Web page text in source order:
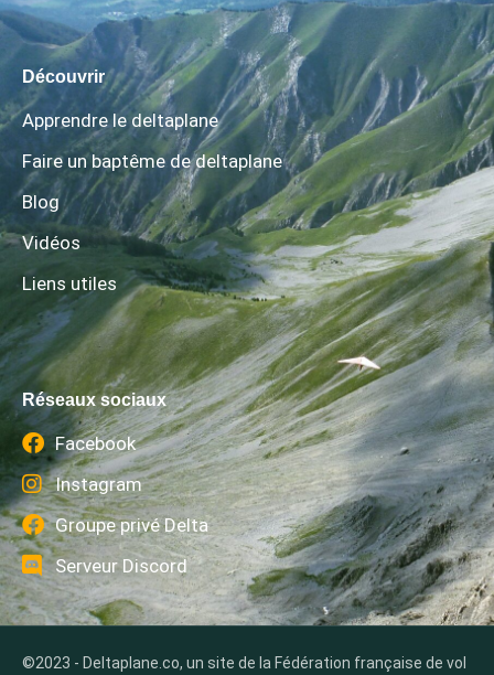
Découvrir
Apprendre le deltaplane
Faire un baptême de deltaplane
Blog
Vidéos
Liens utiles
Réseaux sociaux
Facebook
Instagram
Groupe privé Delta
Serveur Discord
©2023 - Deltaplane.co, un site de la Fédération française de vol